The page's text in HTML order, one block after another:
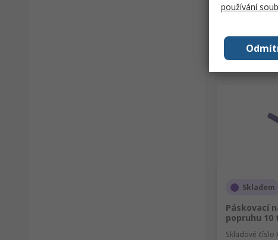
Skladem
Páskovací
popruhu 10
Skladové číslo
používání